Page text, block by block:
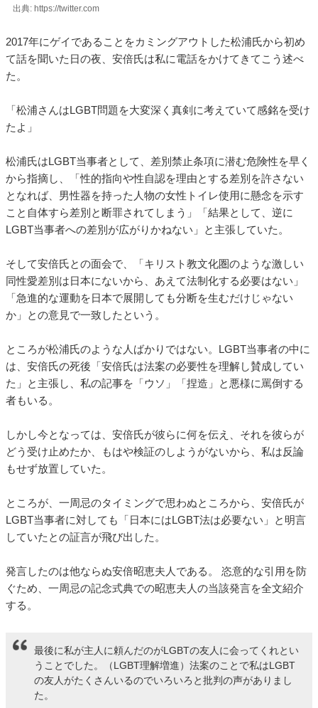
出典: https://twitter.com
2017年にゲイであることをカミングアウトした松浦氏から初め
て話を聞いた日の夜、安倍氏は私に電話をかけてきてこう述べ
た。
「松浦さんはLGBT問題を大変深く真剣に考えていて感銘を受け
たよ」
松浦氏はLGBT当事者として、差別禁止条項に潜む危険性を早く
から指摘し、「性的指向や性自認を理由とする差別を許さない
となれば、男性器を持った人物の女性トイレ使用に懸念を示す
こと自体すら差別と断罪されてしまう」「結果として、逆に
LGBT当事者への差別が広がりかねない」と主張していた。
そして安倍氏との面会で、「キリスト教文化圏のような激しい
同性愛差別は日本にないから、あえて法制化する必要はない」
「急進的な運動を日本で展開しても分断を生むだけじゃない
か」との意見で一致したという。
ところが松浦氏のような人ばかりではない。LGBT当事者の中に
は、安倍氏の死後「安倍氏は法案の必要性を理解し賛成してい
た」と主張し、私の記事を「ウソ」「捏造」と悪様に罵倒する
者もいる。
しかし今となっては、安倍氏が彼らに何を伝え、それを彼らが
どう受け止めたか、もはや検証のしようがないから、私は反論
もせず放置していた。
ところが、一周忌のタイミングで思わぬところから、安倍氏が
LGBT当事者に対しても「日本にはLGBT法は必要ない」と明言
していたとの証言が飛び出した。
発言したのは他ならぬ安倍昭恵夫人である。 恣意的な引用を防
ぐため、一周忌の記念式典での昭恵夫人の当該発言を全文紹介
する。
最後に私が主人に頼んだのがLGBTの友人に会ってくれとい
うことでした。（LGBT理解増進）法案のことで私はLGBT
の友人がたくさんいるのでいろいろと批判の声がありまし
た。